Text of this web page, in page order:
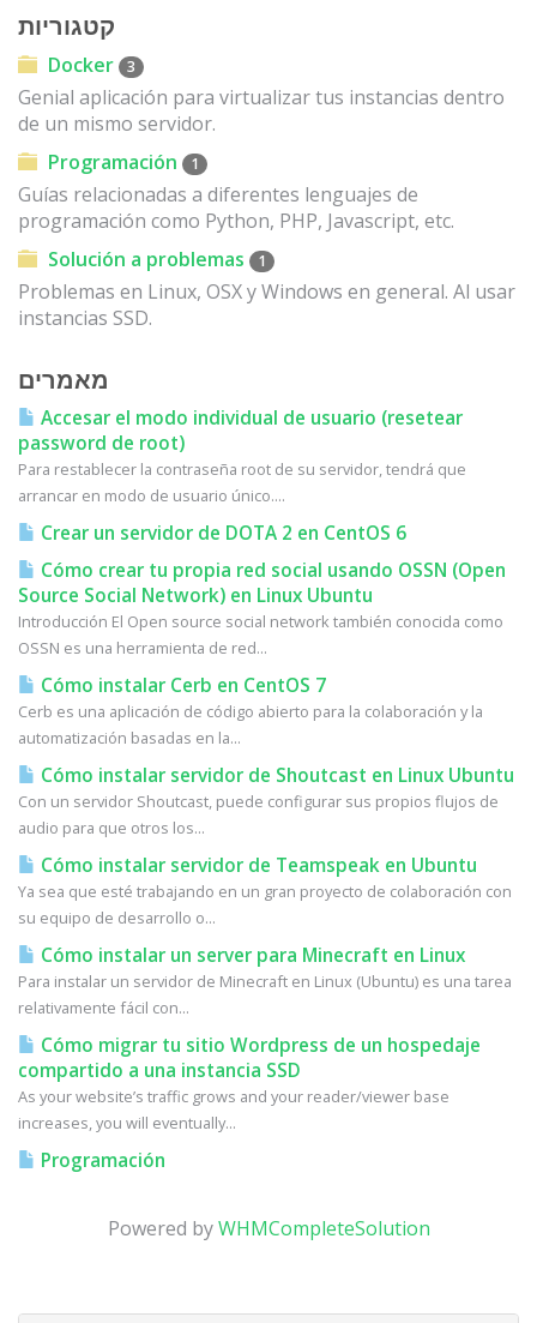
קטגוריות
Docker 3
Genial aplicación para virtualizar tus instancias dentro
de un mismo servidor.
Programación
1
Guías relacionadas a diferentes lenguajes de
programación como Python, PHP, Javascript, etc.
Solución a problemas
1
Problemas en Linux, OSX y Windows en general. Al usar
instancias SSD.
מאמרים
Accesar el modo individual de usuario (resetear
password de root)
Para restablecer la contraseña root de su servidor, tendrá que
arrancar en modo de usuario único....
Crear un servidor de DOTA 2 en CentOS 6
Cómo crear tu propia red social usando OSSN (Open
Source Social Network) en Linux Ubuntu
Introducción El Open source social network también conocida como
OSSN es una herramienta de red...
Cómo instalar Cerb en CentOS 7
Cerb es una aplicación de código abierto para la colaboración y la
automatización basadas en la...
Cómo instalar servidor de Shoutcast en Linux Ubuntu
Con un servidor Shoutcast, puede configurar sus propios flujos de
audio para que otros los...
Cómo instalar servidor de Teamspeak en Ubuntu
Ya sea que esté trabajando en un gran proyecto de colaboración con
su equipo de desarrollo o...
Cómo instalar un server para Minecraft en Linux
Para instalar un servidor de Minecraft en Linux (Ubuntu) es una tarea
relativamente fácil con...
Cómo migrar tu sitio Wordpress de un hospedaje
compartido a una instancia SSD
As your website’s traffic grows and your reader/viewer base
increases, you will eventually...
Programación
Powered byWHMCompleteSolution